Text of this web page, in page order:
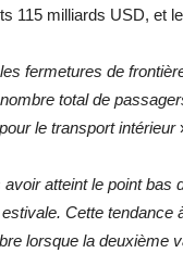
115 milliards USD, et
fermetures de
total de
le transport intérieur
avoir atteint le point bas
Cette tendance
lorsque la deuxième